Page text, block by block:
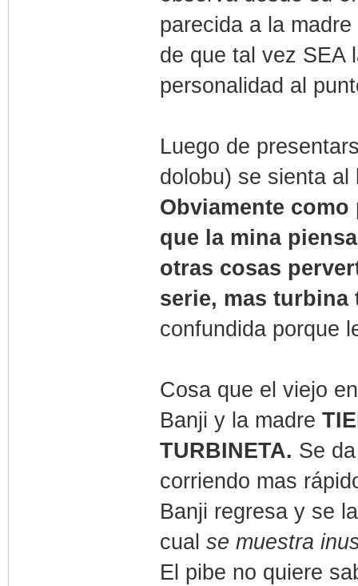
parecida a la
de que tal vez SEA
personalidad al
Luego de
dolobu) se sienta
Obviamente
que la mina
otras cosas
serie, mas turbina
confundida porque
Cosa que el viejo
Banji y la madre
TURBINETA. Se
corriendo mas
Banji regresa y se
cualse muestra
El pibe no quiere